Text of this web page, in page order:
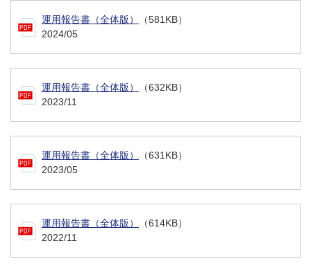
運用報告書（全体版）
（581KB）
2024/05
運用報告書（全体版）
（632KB）
2023/11
運用報告書（全体版）
（631KB）
2023/05
運用報告書（全体版）
（614KB）
2022/11